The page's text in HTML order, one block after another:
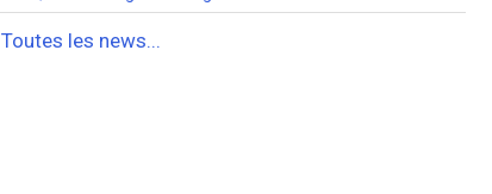
Toutes les news...